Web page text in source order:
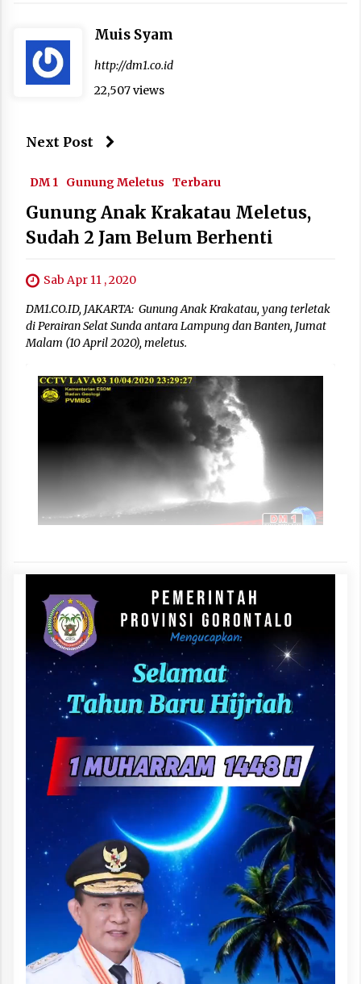
Muis Syam
http://dm1.co.id
22,507 views
Next Post
DM 1 Gunung Meletus Terbaru
Gunung Anak Krakatau Meletus,
Sudah 2 Jam Belum Berhenti
Sab Apr 11 , 2020
DM1.CO.ID, JAKARTA: Gunung Anak Krakatau, yang terletak
di Perairan Selat Sunda antara Lampung dan Banten, Jumat
Malam (10 April 2020), meletus.